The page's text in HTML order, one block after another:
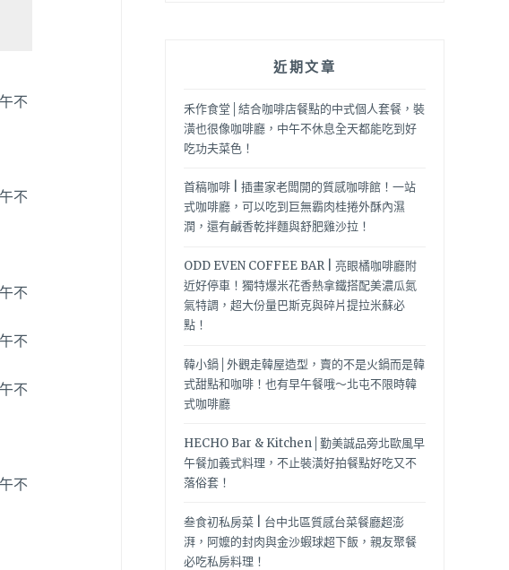
近期文章
禾作食堂│結合咖啡店餐點的中式個人套餐，裝
潢也很像咖啡廳，中午不休息全天都能吃到好
吃功夫菜色！
首稿咖啡 | 插畫家老闆開的質感咖啡館！一站
式咖啡廳，可以吃到巨無霸肉桂捲外酥內濕
潤，還有鹹香乾拌麵與舒肥雞沙拉！
ODD EVEN COFFEE BAR | 亮眼橘咖啡廳附
近好停車！獨特爆米花香熱拿鐵搭配美濃瓜氮
氣特調，超大份量巴斯克與碎片提拉米蘇必
點！
韓小鍋│外觀走韓屋造型，賣的不是火鍋而是韓
式甜點和咖啡！也有早午餐哦～北屯不限時韓
式咖啡廳
HECHO Bar & Kitchen│勤美誠品旁北歐風早
午餐加義式料理，不止裝潢好拍餐點好吃又不
落俗套！
叁食初私房菜 | 台中北區質感台菜餐廳超澎
湃，阿嬤的封肉與金沙蝦球超下飯，親友聚餐
必吃私房料理！